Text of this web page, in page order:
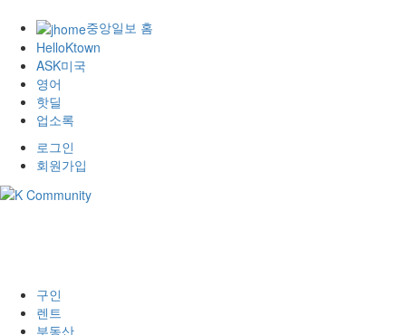
중앙일보 홈
HelloKtown
ASK미국
영어
핫딜
업소록
로그인
회원가입
구인
렌트
부동산